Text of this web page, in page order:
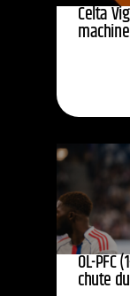
Celta
OL-PFC
chute